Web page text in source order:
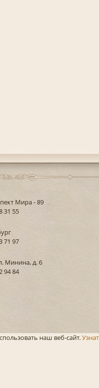
Мира - 89
31 55
71 97
Минина, д. 6
94 84
наш веб-сайт.